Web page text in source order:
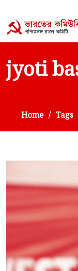
jyoti
Home Tags